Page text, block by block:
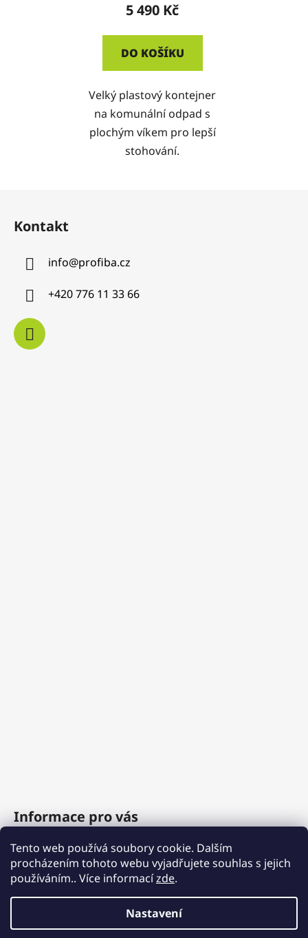
Tento web používá soubory cookie. Dalším
procházením tohoto webu vyjadřujete souhlas s jejich
používáním.. Více informacízde.
Nastavení
5 490 Kč
DO KOŠÍKU
Velký plastový kontejner
na komunální odpad s
plochým víkem pro lepší
stohování.
Kontakt
info@profiba.cz
+420 776 11 33 66
Informace pro vás
O nás
Obchodní podmínky